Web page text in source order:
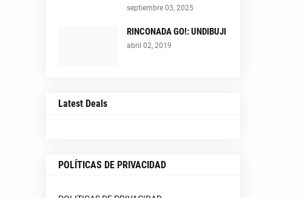
septiembre 03, 2025
RINCONADA GO!: UNDIBUJI
abril 02, 2019
Latest Deals
POLÍTICAS DE PRIVACIDAD